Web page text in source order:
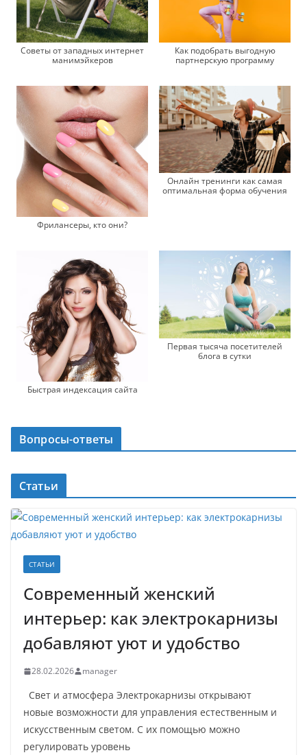
Советы от западных интернет
манимэйкеров
Как подобрать выгодную
партнерскую программу
Фрилансеры, кто они?
Онлайн тренинги как самая
оптимальная форма обучения
Быстрая индексация сайта
Первая тысяча посетителей
блога в сутки
Вопросы-ответы
Статьи
СТАТЬИ
Современный женский
интерьер: как электрокарнизы
добавляют уют и удобство
28.02.2026 manager
Свет и атмосфера Электрокарнизы открывают
новые возможности для управления естественным и
искусственным светом. С их помощью можно
регулировать уровень